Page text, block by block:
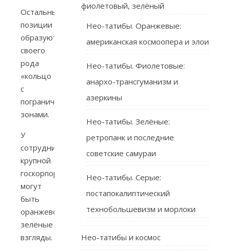
Остальные
позиции
образуют
своего
рода
«кольцо
с
пограничными
зонами.
У
сотрудницы
крупной
госкорпорации
могут
быть
оранжево-
зелёные
взгляды.
фиолетовый, зелёный
Нео-татибы. Оранжевые:
американская космоопера и элои
Нео-татибы. Фиолетовые:
анархо-трансгуманизм и
азеркины
Нео-татибы. Зелёные:
ретропанк и последние
советские самураи
Нео-татибы. Серые:
постапокалиптический
технобольшевизм и морлоки
Нео-татибы и космос